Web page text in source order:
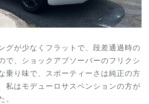
グが少なくフラットで、段差通過時の
で、ショックアブソーバーのフリクシ
乗り味で、スポーティーさは純正の方
私はモデューロサスペンションの方が